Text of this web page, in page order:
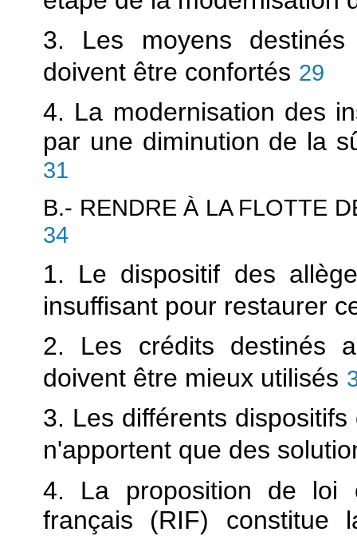
3. Les moyens
doivent être confortés 29
4. La modernisation des
par une diminution de la
31
B.- RENDRE À LA FLOTTE
34
1. Le dispositif des
insuffisant pour restaurer
2. Les crédits destinés
doivent être mieux utilisés
3. Les différents
n'apportent que des
4. La proposition de loi
français (RIF) constitue